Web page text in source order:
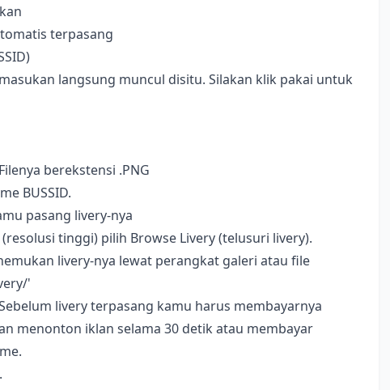
terpasang
langsung muncul disitu. Silakan klik pakai untuk
berekstensi .PNG
BUSSID.
pasang livery-nya
tinggi) pilih Browse Livery (telusuri livery).
livery-nya lewat perangkat galeri atau file
'
livery terpasang kamu harus membayarnya
menonton iklan selama 30 detik atau membayar